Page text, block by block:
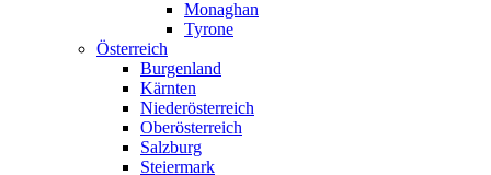
Monaghan
Tyrone
Österreich
Burgenland
Kärnten
Niederösterreich
Oberösterreich
Salzburg
Steiermark